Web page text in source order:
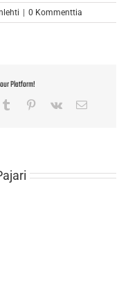
| 0 Kommenttia
Platform!
Tumblr Pinterest
Vk Sähköposti